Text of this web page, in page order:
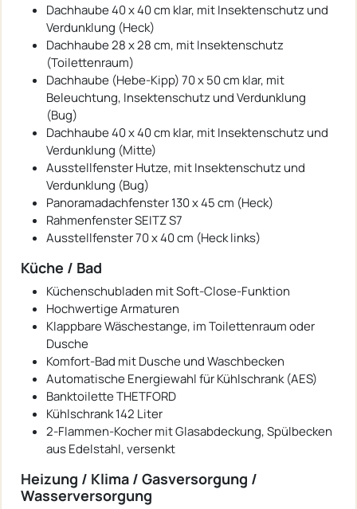
Dachhaube 40 x 40 cm klar, mit Insektenschutz und
Verdunklung (Heck)
Dachhaube 28 x 28 cm, mit Insektenschutz
(Toilettenraum)
Dachhaube (Hebe-Kipp) 70 x 50 cm klar, mit
Beleuchtung, Insektenschutz und Verdunklung
(Bug)
Dachhaube 40 x 40 cm klar, mit Insektenschutz und
Verdunklung (Mitte)
Ausstellfenster Hutze, mit Insektenschutz und
Verdunklung (Bug)
Panoramadachfenster 130 x 45 cm (Heck)
Rahmenfenster SEITZ S7
Ausstellfenster 70 x 40 cm (Heck links)
Küche / Bad
Küchenschubladen mit Soft-Close-Funktion
Hochwertige Armaturen
Klappbare Wäschestange, im Toilettenraum oder
Dusche
Komfort-Bad mit Dusche und Waschbecken
Automatische Energiewahl für Kühlschrank (AES)
Banktoilette THETFORD
Kühlschrank 142 Liter
2-Flammen-Kocher mit Glasabdeckung, Spülbecken
aus Edelstahl, versenkt
Heizung / Klima / Gasversorgung /
Wasserversorgung